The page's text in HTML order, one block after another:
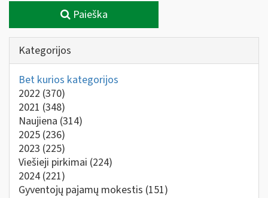
Paieška
Kategorijos
Bet kurios kategorijos
2022 (370)
2021 (348)
Naujiena (314)
2025 (236)
2023 (225)
Viešieji pirkimai (224)
2024 (221)
Gyventojų pajamų mokestis (151)